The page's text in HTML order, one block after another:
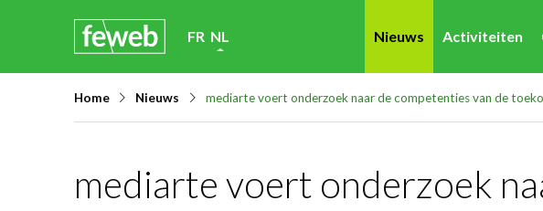
FR NL Nieuws Activiteiten
Home Nieuws mediarte voert onderzoek naar de competenties van de
mediarte voert onderzoek